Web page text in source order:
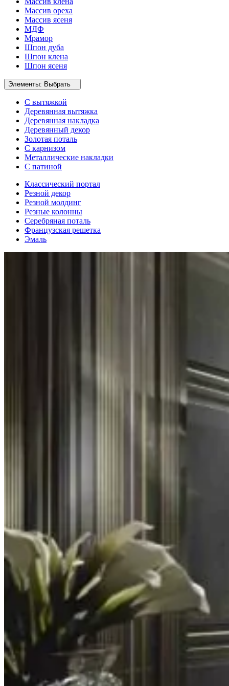
Массив ореха
Массив ясеня
МДФ
Мрамор
Шпон дуба
Шпон клена
Шпон ясеня
Элементы: Выбрать
С вытяжкой
Деревянная вытяжка
Деревянная накладка
Деревянный декор
Золотая поталь
С карнизом
Металлические накладки
С патиной
Классический портал
Резной декор
Резной молдинг
Резные колонны
Серебряная поталь
Французская решетка
Эмаль